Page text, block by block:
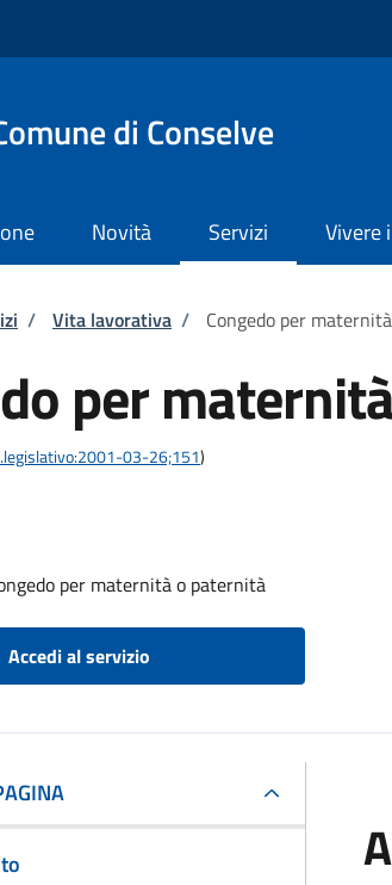
di Conselve
Novità Servizi Vivere
di pane
/ Vita lavorativa / Congedo per
per
03-26;151)
per maternità o paternità
Accedi al servizio